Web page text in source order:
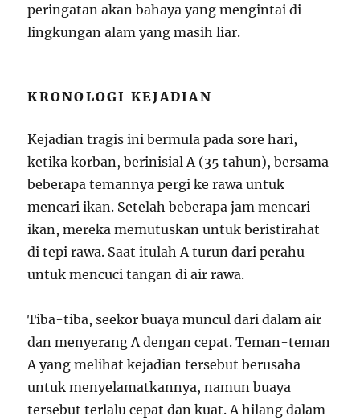
peringatan akan bahaya yang mengintai di
lingkungan alam yang masih liar.
KRONOLOGI KEJADIAN
Kejadian tragis ini bermula pada sore hari,
ketika korban, berinisial A (35 tahun), bersama
beberapa temannya pergi ke rawa untuk
mencari ikan. Setelah beberapa jam mencari
ikan, mereka memutuskan untuk beristirahat
di tepi rawa. Saat itulah A turun dari perahu
untuk mencuci tangan di air rawa.
Tiba-tiba, seekor buaya muncul dari dalam air
dan menyerang A dengan cepat. Teman-teman
A yang melihat kejadian tersebut berusaha
untuk menyelamatkannya, namun buaya
tersebut terlalu cepat dan kuat. A hilang dalam